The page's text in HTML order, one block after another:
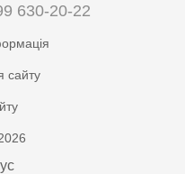
630-20-22
сайту